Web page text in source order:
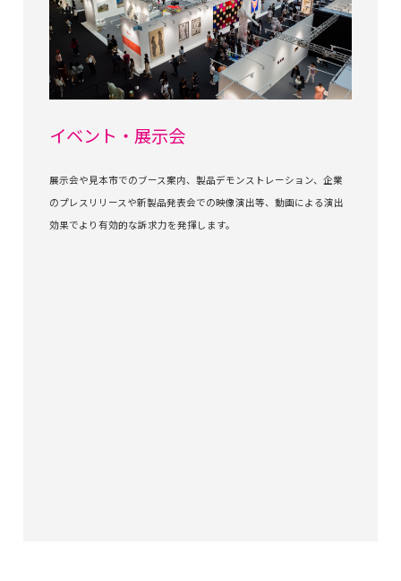
イベント・展示会
展示会や見本市でのブース案内、製品デモンストレーション、企業
のプレスリリースや新製品発表会での映像演出等、動画による演出
効果でより有効的な訴求力を発揮します。